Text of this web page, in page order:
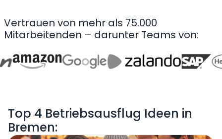
Vertrauen von mehr als 75.000
Mitarbeitenden – darunter Teams von:
Top 4 Betriebsausflug Ideen in
Bremen: